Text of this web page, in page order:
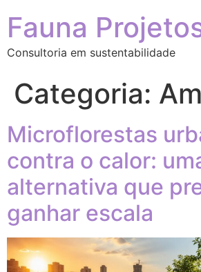
Fauna
Consultoria em sustentabilidade
Categoria:
Microflorestas
contra o calor:
alternativa que
ganhar escala